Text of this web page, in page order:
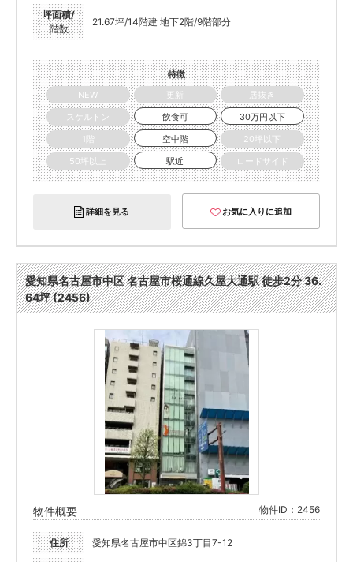
坪面積/
階数
21.67坪/14階建 地下2階/9階部分
特徴
NEW
更新
居抜き
スケルトン
飲食可
30万円以下
1階
空中階
20坪以下
50坪以上
駅近 ロードサイド
詳細を見る お気に入りに追加
愛知県名古屋市中区 名古屋市桜通線久屋大通駅 徒歩2分 36.
64坪 (2456)
物件概要 物件ID：2456
住所 愛知県名古屋市中区錦3丁目7-12